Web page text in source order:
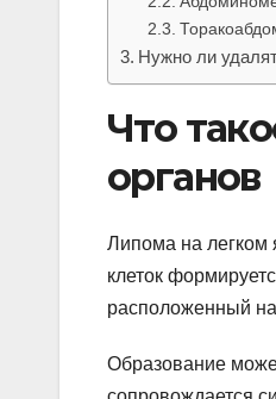
Нужно ли
Что
органов
Липома на легком
клеток
расположенный на
Образование